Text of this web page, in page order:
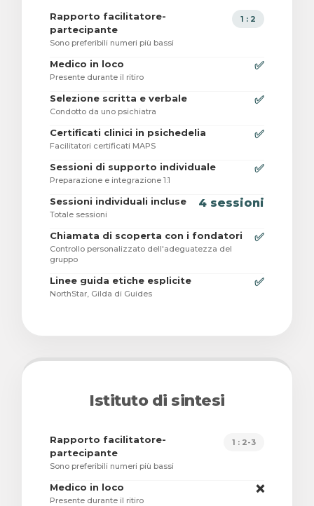
Rapporto facilitatore-
partecipante
Sono preferibili numeri più bassi
1 : 2
Medico in loco
Presente durante il ritiro
✅
Selezione scritta e verbale
Condotto da uno psichiatra
✅
Certificati clinici in psichedelia
Facilitatori certificati MAPS
✅
Sessioni di supporto individuale
Preparazione e integrazione 1:1
✅
Sessioni individuali incluse
Totale sessioni
4 sessioni
Chiamata di scoperta con i fondatori
Controllo personalizzato dell'adeguatezza del
gruppo
✅
Linee guida etiche esplicite
NorthStar, Gilda di Guides
✅
Istituto di sintesi
Rapporto facilitatore-
partecipante
Sono preferibili numeri più bassi
1 : 2-3
Medico in loco
Presente durante il ritiro
❌